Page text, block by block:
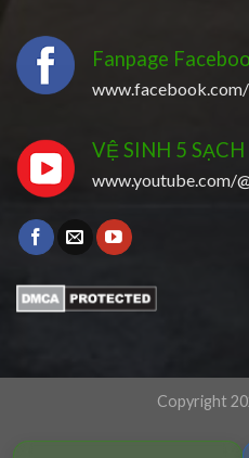
Fanpage
VỆ SINH 5 SẠCH
www.youtube.com/
Copyright